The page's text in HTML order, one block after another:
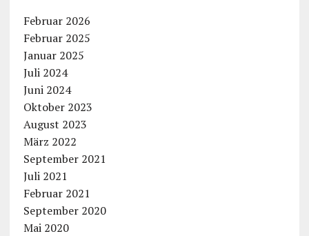
Februar 2026
Februar 2025
Januar 2025
Juli 2024
Juni 2024
Oktober 2023
August 2023
März 2022
September 2021
Juli 2021
Februar 2021
September 2020
Mai 2020